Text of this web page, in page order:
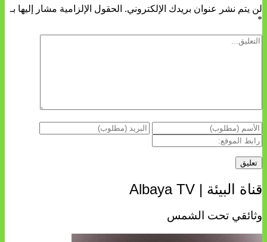
لن يتم نشر عنوان بريدك الإلكتروني. الحقول الإلزامية مشار إليها بـ
*
قناة البيئة | Albaya TV
وثائقي تحت الشمس